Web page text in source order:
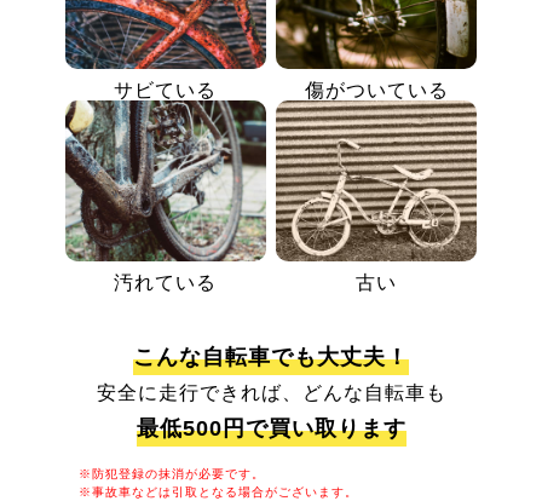
サビている 傷がついている
汚れている 古い
こんな自転車でも大丈夫！
安全に走行できれば、どんな自転車も
最低500円で買い取ります
※防犯登録の抹消が必要です。
※事故車などは引取となる場合がございます。